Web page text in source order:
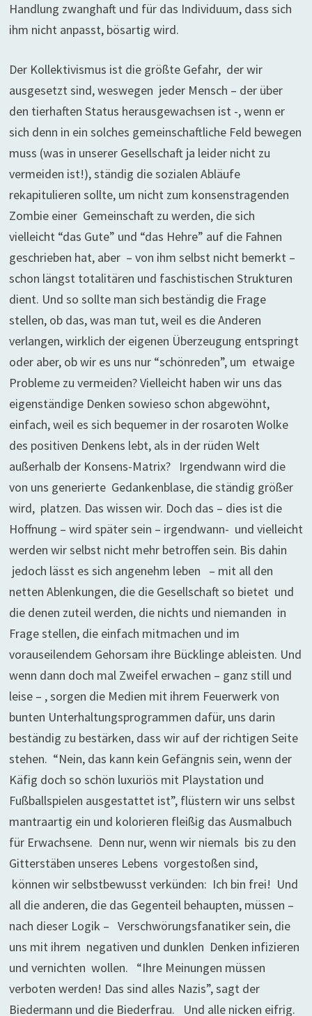
Handlung zwanghaft und für das Individuum, dass sich
ihm nicht anpasst, bösartig wird.
Der Kollektivismus ist die größte Gefahr, der wir
ausgesetzt sind, weswegen jeder Mensch – der über
den tierhaften Status herausgewachsen ist -, wenn er
sich denn in ein solches gemeinschaftliche Feld bewegen
muss (was in unserer Gesellschaft ja leider nicht zu
vermeiden ist!), ständig die sozialen Abläufe
rekapitulieren sollte, um nicht zum konsenstragenden
Zombie einer Gemeinschaft zu werden, die sich
vielleicht “das Gute” und “das Hehre” auf die Fahnen
geschrieben hat, aber – von ihm selbst nicht bemerkt –
schon längst totalitären und faschistischen Strukturen
dient. Und so sollte man sich beständig die Frage
stellen, ob das, was man tut, weil es die Anderen
verlangen, wirklich der eigenen Überzeugung entspringt
oder aber, ob wir es uns nur “schönreden”, um etwaige
Probleme zu vermeiden? Vielleicht haben wir uns das
eigenständige Denken sowieso schon abgewöhnt,
einfach, weil es sich bequemer in der rosaroten Wolke
des positiven Denkens lebt, als in der rüden Welt
außerhalb der Konsens-Matrix? Irgendwann wird die
von uns generierte Gedankenblase, die ständig größer
wird, platzen. Das wissen wir. Doch das – dies ist die
Hoffnung – wird später sein – irgendwann- und vielleicht
werden wir selbst nicht mehr betroffen sein. Bis dahin
jedoch lässt es sich angenehm leben – mit all den
netten Ablenkungen, die die Gesellschaft so bietet und
die denen zuteil werden, die nichts und niemanden in
Frage stellen, die einfach mitmachen und im
vorauseilendem Gehorsam ihre Bücklinge ableisten. Und
wenn dann doch mal Zweifel erwachen – ganz still und
leise – , sorgen die Medien mit ihrem Feuerwerk von
bunten Unterhaltungsprogrammen dafür, uns darin
beständig zu bestärken, dass wir auf der richtigen Seite
stehen. “Nein, das kann kein Gefängnis sein, wenn der
Käfig doch so schön luxuriös mit Playstation und
Fußballspielen ausgestattet ist”, flüstern wir uns selbst
mantraartig ein und kolorieren fleißig das Ausmalbuch
für Erwachsene. Denn nur, wenn wir niemals bis zu den
Gitterstäben unseres Lebens vorgestoßen sind,
können wir selbstbewusst verkünden: Ich bin frei! Und
all die anderen, die das Gegenteil behaupten, müssen –
nach dieser Logik – Verschwörungsfanatiker sein, die
uns mit ihrem negativen und dunklen Denken infizieren
und vernichten wollen. “Ihre Meinungen müssen
verboten werden! Das sind alles Nazis”, sagt der
Biedermann und die Biederfrau. Und alle nicken eifrig.